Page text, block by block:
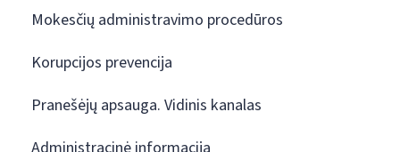
Mokesčių administravimo procedūros
Korupcijos prevencija
Pranešėjų apsauga. Vidinis kanalas
Administracinė informacija